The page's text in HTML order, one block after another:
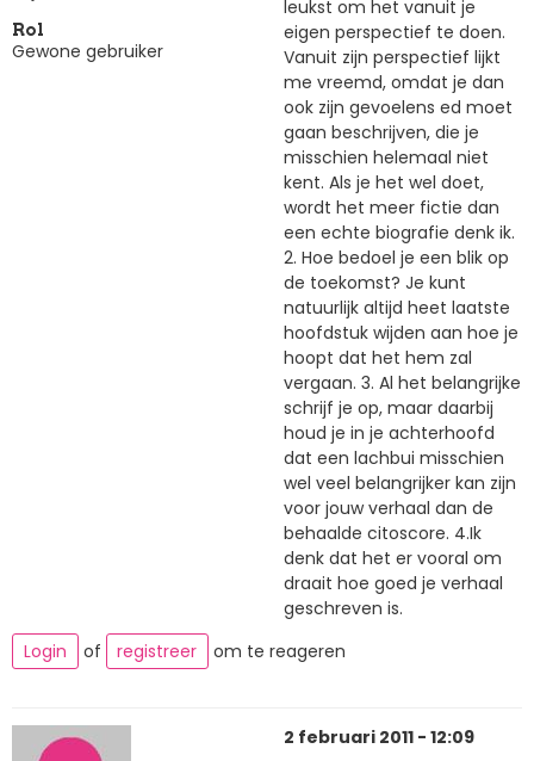
Rol
Gewone gebruiker
leukst om het vanuit je
eigen perspectief te doen.
Vanuit zijn perspectief lijkt
me vreemd, omdat je dan
ook zijn gevoelens ed moet
gaan beschrijven, die je
misschien helemaal niet
kent. Als je het wel doet,
wordt het meer fictie dan
een echte biografie denk ik.
2. Hoe bedoel je een blik op
de toekomst? Je kunt
natuurlijk altijd heet laatste
hoofdstuk wijden aan hoe je
hoopt dat het hem zal
vergaan. 3. Al het belangrijke
schrijf je op, maar daarbij
houd je in je achterhoofd
dat een lachbui misschien
wel veel belangrijker kan zijn
voor jouw verhaal dan de
behaalde citoscore. 4.Ik
denk dat het er vooral om
draait hoe goed je verhaal
geschreven is.
Login
of registreer om te reageren
2 februari 2011 - 12:09